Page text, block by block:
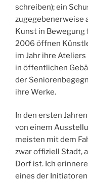
schreiben); ein
zugegebenerweise
Kunst in
2006 öffnen
im Jahr ihre
in öffentlichen
der
ihre Werke.
In den ersten
von einem
meisten mit dem
zwar offiziell Stadt,
Dorf ist. Ich
eines der